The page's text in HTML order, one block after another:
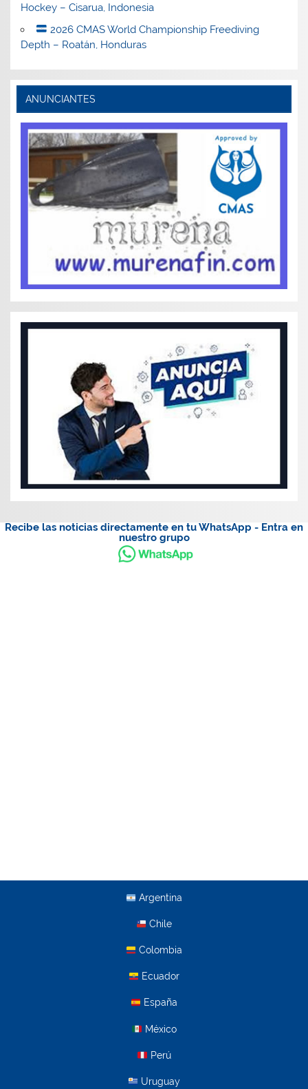
Hockey – Cisarua, Indonesia
2026 CMAS World Championship Freediving
Depth – Roatán, Honduras
ANUNCIANTES
Recibe las noticias directamente en tu WhatsApp - Entra en
nuestro grupo
Argentina
Chile
Colombia
Ecuador
España
México
Perú
Uruguay